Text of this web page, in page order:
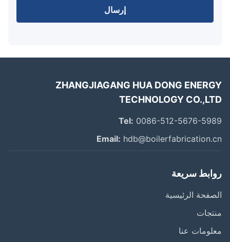
إرسال
ZHANGJIAGANG HUA DONG
TECHNOLOGY
Tel:0086-512-5676-
Email:
سريعة
الرئيسية
عنا